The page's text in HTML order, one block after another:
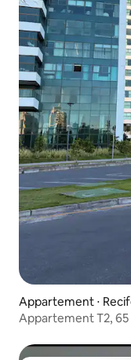
Appartement ⋅
Appartement T2, 65